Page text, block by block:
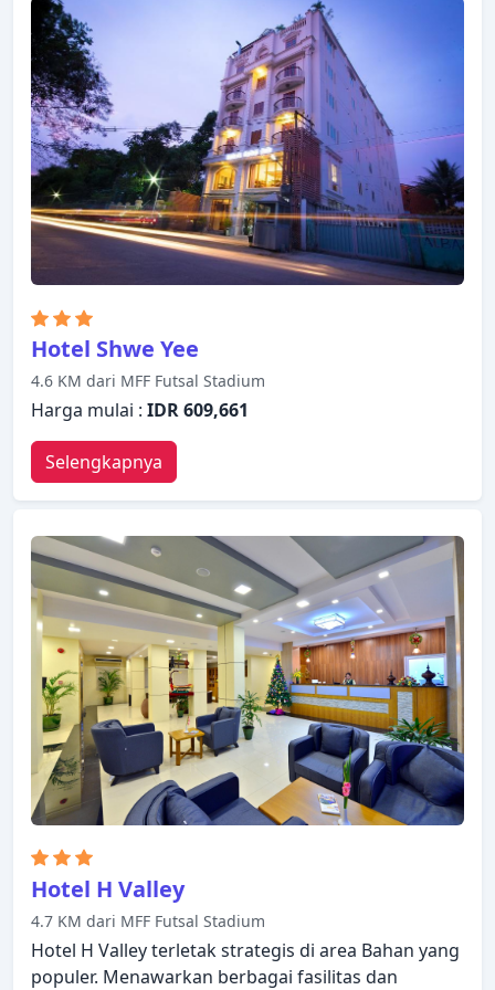
dengan baik dengan adanya fasilitas televisi layar
datar, akses internet - WiFi, akses internet WiFi
(gratis), kamar bebas asap rokok, AC. Pulihkan diri
Anda setelah berkeliling seharian dalam
kenyamanan kamar Anda atau manfaatkan fasilitas
rekreasi di hotel, termasuk taman. Sky View Hotel
adalah pilihan yang sangat baik untuk menjelajahi
Yangon atau untuk sekadar bersantai dan
menyegarkan diri.
Hotel Shwe Yee
4.6 KM dari MFF Futsal Stadium
Harga mulai : IDR 609,661
Selengkapnya
Hotel H Valley
4.7 KM dari MFF Futsal Stadium
Hotel H Valley terletak strategis di area Bahan yang
populer. Menawarkan berbagai fasilitas dan